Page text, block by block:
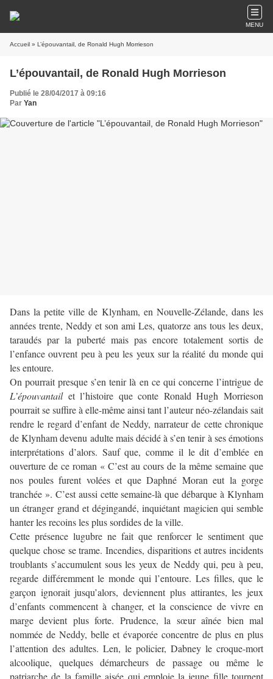
MENU
Accueil » L’épouvantail, de Ronald Hugh Morrieson
L’épouvantail, de Ronald Hugh Morrieson
Publié le 28/04/2017 à 09:16
Par Yan
Dans la petite ville de Klynham, en Nouvelle-Zélande, dans les
années trente, Neddy et son ami Les, quatorze ans tous les deux,
taraudés par la puberté mais pas encore totalement sortis de
l’enfance ouvrent peu à peu les yeux sur la réalité du monde qui
les entoure.
On pourrait presque s’en tenir là en ce qui concerne l’intrigue de
L’épouvantailet l’histoire que conte Ronald Hugh Morrieson
pourrait se suffire à elle-même ainsi tant l’auteur néo-zélandais sait
rendre le regard d’enfant de Neddy, narrateur de cette chronique
de Klynham devenu adulte mais décidé à s’en tenir à ses émotions
interprétations d’alors. Sauf que, comme il le dit d’emblée en
ouverture de ce roman « C’est au cours de la même semaine que
nos poules furent volées et que Daphné Moran eut la gorge
tranchée ». C’est aussi cette semaine-là que débarque à Klynham
un étranger grand et dégingandé, inquiétant magicien qui semble
hanter les recoins les plus sordides de la ville.
Cette présence lugubre ne fait que renforcer le sentiment que
quelque chose se trame. Incendies, disparitions et autres incidents
troublants s’accumulent sous les yeux de Neddy qui, peu à peu,
regarde différemment le monde qui l’entoure. Les filles, que le
garçon ignorait jusqu’alors, deviennent plus attirantes, les jeux
d’enfants commencent à changer, et la conscience de vivre en
marge devient plus forte. Prudence, la sœur aînée bien mal
nommée de Neddy, belle et évaporée concentre de plus en plus
l’attention des adultes. Len, le policier, Dabney le croque-mort
alcoolique, quelques démarcheurs de passage ou même le
patriarche de la famille aisée qui emploie la jeune fille tournent